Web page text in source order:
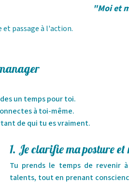
"Moi et
et passage à l'action.
un temps pour toi.
à toi-même.
de qui tu es vraiment.
1. Je clarifie ma posture et
Tu prends le temps de revenir
talents, tout en prenant